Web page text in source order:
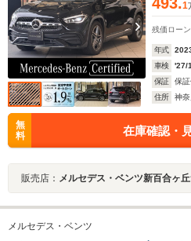
493.1
残価ローン
年式
車検
'27/
保証
保
住所
神
無
料
在庫確認・
販売店： メルセデス・ベンツ新百合ヶ丘
メルセデス・ベンツ